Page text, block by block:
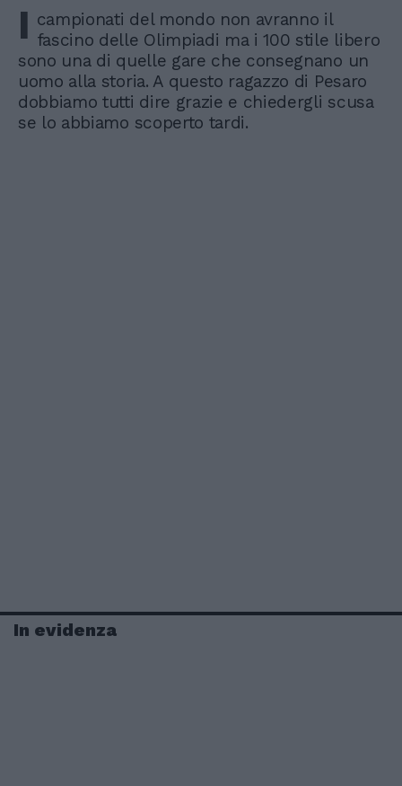
I campionati del mondo non avranno il
fascino delle Olimpiadi ma i 100 stile libero
sono una di quelle gare che consegnano un
uomo alla storia. A questo ragazzo di Pesaro
dobbiamo tutti dire grazie e chiedergli scusa
se lo abbiamo scoperto tardi.
In evidenza